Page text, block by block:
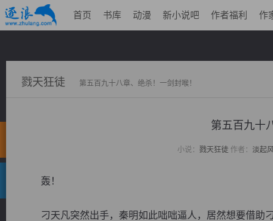
首页 书库 动漫 新小说吧 作者福利 作
戮天狂徒 第五百九十八章、绝杀！一剑封喉！
第五百九十
小说： 戮天狂徒作者： 淡起
轰！
刁天凡突然出手，秦明如此咄咄逼人，居然想要借助